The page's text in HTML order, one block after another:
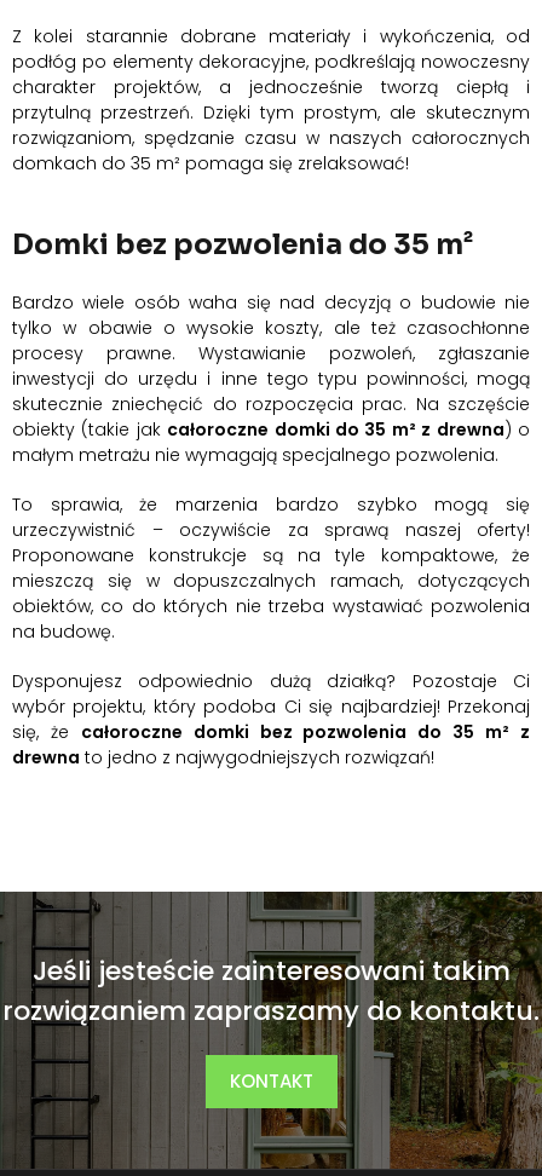
Z kolei starannie dobrane materiały i wykończenia, od
podłóg po elementy dekoracyjne, podkreślają nowoczesny
charakter projektów, a jednocześnie tworzą ciepłą i
przytulną przestrzeń. Dzięki tym prostym, ale skutecznym
rozwiązaniom, spędzanie czasu w naszych całorocznych
domkach do 35 m² pomaga się zrelaksować!
Domki bez pozwolenia do 35 m²
Bardzo wiele osób waha się nad decyzją o budowie nie
tylko w obawie o wysokie koszty, ale też czasochłonne
procesy prawne. Wystawianie pozwoleń, zgłaszanie
inwestycji do urzędu i inne tego typu powinności, mogą
skutecznie zniechęcić do rozpoczęcia prac. Na szczęście
obiekty (takie jak całoroczne domki do 35 m² z drewna) o
małym metrażu nie wymagają specjalnego pozwolenia.
To sprawia, że marzenia bardzo szybko mogą się
urzeczywistnić – oczywiście za sprawą naszej oferty!
Proponowane konstrukcje są na tyle kompaktowe, że
mieszczą się w dopuszczalnych ramach, dotyczących
obiektów, co do których nie trzeba wystawiać pozwolenia
na budowę.
Dysponujesz odpowiednio dużą działką? Pozostaje Ci
wybór projektu, który podoba Ci się najbardziej! Przekonaj
się, że całoroczne domki bez pozwolenia do 35 m² z
drewna to jedno z najwygodniejszych rozwiązań!
Jeśli jesteście zainteresowani takim
rozwiązaniem zapraszamy do kontaktu.
KONTAKT